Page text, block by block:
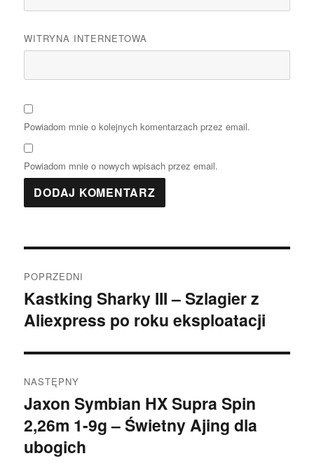
WITRYNA INTERNETOWA
Powiadom mnie o kolejnych komentarzach przez email.
Powiadom mnie o nowych wpisach przez email.
wpisu
POPRZEDNI
Poprzedni
wpis:
Kastking Sharky III – Szlagier z
Aliexpress po roku eksploatacji
NASTĘPNY
Następny
wpis:
Jaxon Symbian HX Supra Spin
2,26m 1-9g – Świetny Ajing dla
ubogich